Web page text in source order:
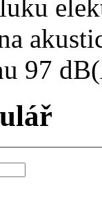
97